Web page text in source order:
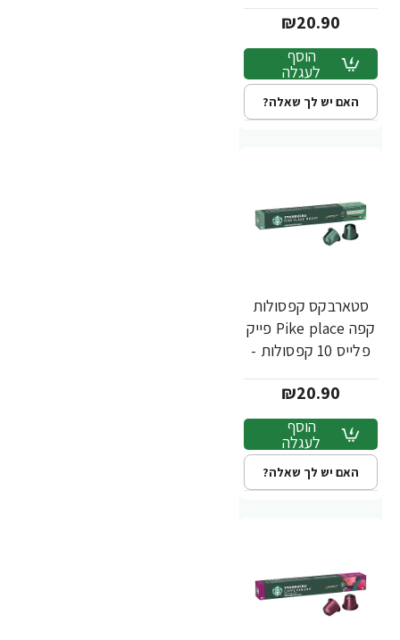
₪20.90
הוסף
לעגלה
האם יש לך שאלה?
סטארבקס קפסולות
קפה Pike place פייק
פלייס 10 קפסולות -
₪20.90
הוסף
לעגלה
האם יש לך שאלה?